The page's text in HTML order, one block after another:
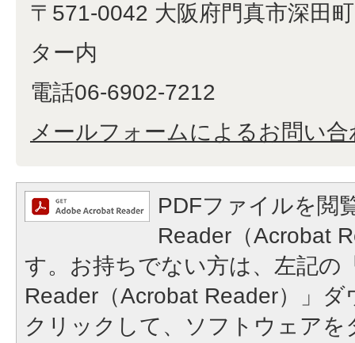
〒571-0042 大阪府門真市深田
ター内
電話06-6902-7212
メールフォームによるお問い合
PDFファイルを閲
Reader（Acrobat
す。お持ちでない方は、左記の
Reader（Acrobat Reader）」
クリックして、ソフトウェア